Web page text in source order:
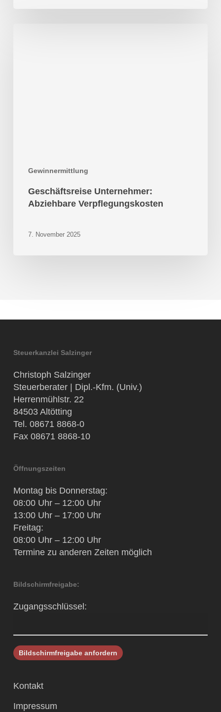
Gewinnermittlung
Geschäftsreise Unternehmer:
Abziehbare Verpflegungskosten
7. November 2025
Steuerkanzlei Salzinger
Christoph Salzinger
Steuerberater | Dipl.-Kfm. (Univ.)
Herrenmühlstr. 22
84503 Altötting
Tel. 08671 8868-0
Fax 08671 8868-10
Öffnungszeiten
Montag bis Donnerstag:
08:00 Uhr – 12:00 Uhr
13:00 Uhr – 17:00 Uhr
Freitag:
08:00 Uhr – 12:00 Uhr
Termine zu anderen Zeiten möglich
Bildschirmfreigabe:
Zugangsschlüssel:
Kontakt
Impressum